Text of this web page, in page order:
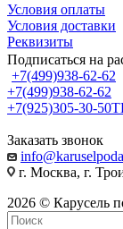
Условия оплаты
Условия доставки
Реквизиты
Подписаться на
+7(499)938-62-62
+7(499)938-62-62
+7(925)305-30-50
Заказать звонок
г. Москва, г.
2026 © Карусель